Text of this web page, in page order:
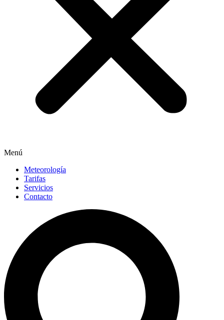
Menú
Meteorología
Tarifas
Servicios
Contacto